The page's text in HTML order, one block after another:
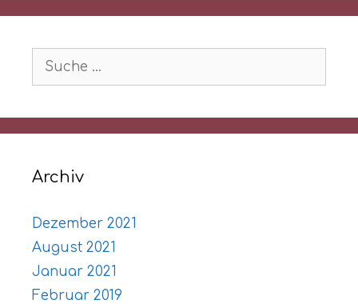
Suche
Archiv
Dezember 2021
August 2021
Januar 2021
Februar 2019